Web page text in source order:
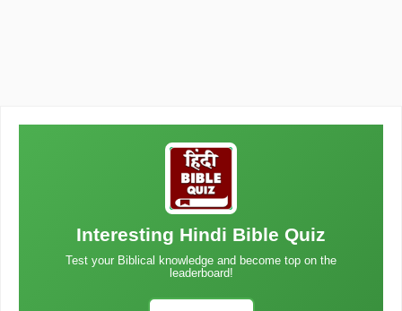
Interesting Hindi Bible Quiz
Test your Biblical knowledge and become top on the
leaderboard!